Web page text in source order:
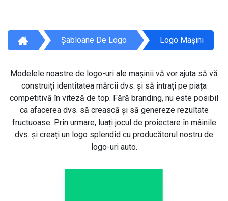
Șabloane De Logo Logo Mașini
Modelele noastre de logo-uri ale mașinii vă vor ajuta să vă
construiți identitatea mărcii dvs. și să intrați pe piața
competitivă în viteză de top. Fără branding, nu este posibil
ca afacerea dvs. să crească și să genereze rezultate
fructuoase. Prin urmare, luați jocul de proiectare în mâinile
dvs. și creați un logo splendid cu producătorul nostru de
logo-uri auto.